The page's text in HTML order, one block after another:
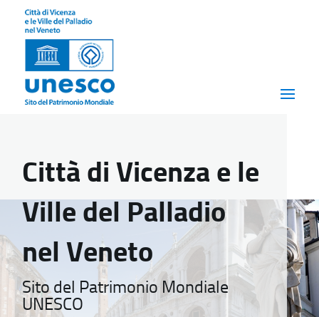
Città di Vicenza e le
Ville del Palladio
nel Veneto
Sito del Patrimonio Mondiale
UNESCO